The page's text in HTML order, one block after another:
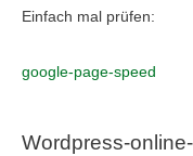
Einfach mal prüfen:
google-page-speed
Wordpress-